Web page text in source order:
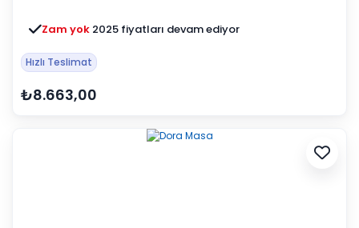
Zam yok 2025 fiyatları devam ediyor
Hızlı Teslimat
₺8.663,00